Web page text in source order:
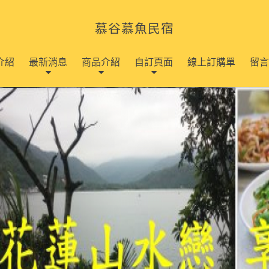
慕谷慕魚民宿
紹 最新消息 商品介紹 自訂頁面 線上訂購單 留